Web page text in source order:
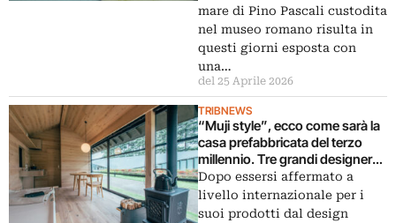
mare di Pino Pascali custodita
nel museo romano risulta in
questi giorni esposta con
una…
del 25 Aprile 2026
TRIBNEWS
“Muji style”, ecco come sarà la
casa prefabbricata del terzo
millennio. Tre grandi designer
per tre soluzioni abitative a
basso costo: ecco le immagini
Dopo essersi affermato a
livello internazionale per i
suoi prodotti dal design